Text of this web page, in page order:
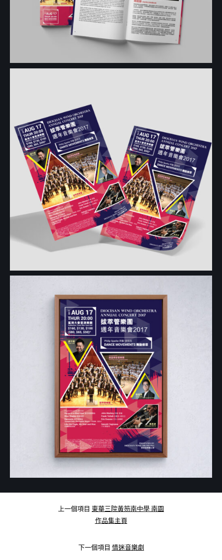
上一個項目 東華三院黃笏南中學 南園
作品集主頁
下一個項目 情迷音樂劇